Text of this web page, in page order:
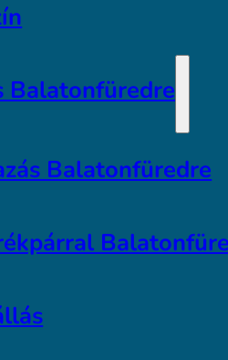
Balatonfüredre
Balatonfüredre